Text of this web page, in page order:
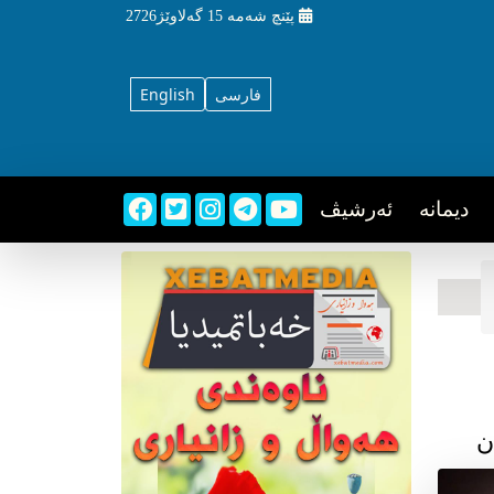
پێنچ شه‌مه‌ 15 گه‌لاوێژ2726
English فارسی
دیمانه ئه‌رشیڤ